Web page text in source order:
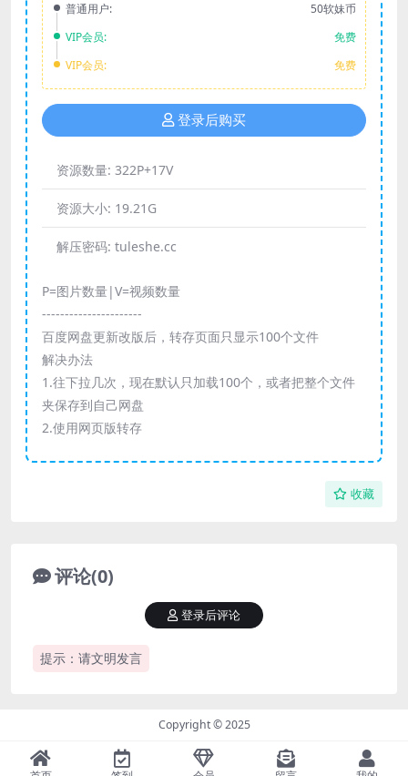
普通用户:
50软妹币
VIP会员:
免费
VIP会员:
免费
登录后购买
资源数量: 322P+17V
资源大小: 19.21G
解压密码: tuleshe.cc
P=图片数量|V=视频数量
----------------------
百度网盘更新改版后，转存页面只显示100个文件
解决办法
1.往下拉几次，现在默认只加载100个，或者把整个文件
夹保存到自己网盘
2.使用网页版转存
收藏
评论(0)
提示：请文明发言
登录后评论
Copyright © 2025